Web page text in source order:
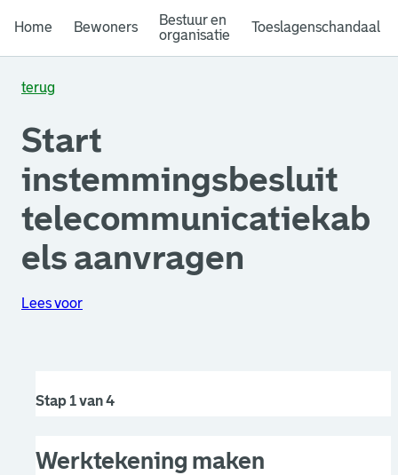
Home Bewoners
Bestuur en
organisatie
Toeslagenschandaal
terug
Start
instemmingsbesluit
telecommunicatiekab
els aanvragen
Lees voor
Stap 1 van 4
Werktekening maken